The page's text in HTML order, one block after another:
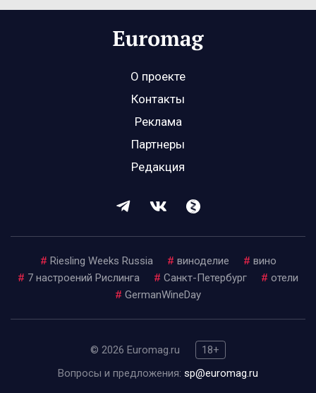
О проекте
Контакты
Реклама
Партнеры
Редакция
# Riesling Weeks Russia # виноделие # вино
# 7 настроений Рислинга # Санкт-Петербург # отели
# GermanWineDay
© 2026 Euromag.ru
18+
Вопросы и предложения: sp@euromag.ru